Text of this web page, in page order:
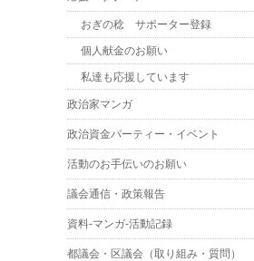
おぎの稔 サポーター登録
個人献金のお願い
私達も応援しています
政治家マンガ
政治資金パーティー・イベント
活動のお手伝いのお願い
議会通信・政策報告
資料-マンガ-活動記録
都議会・区議会（取り組み・質問）